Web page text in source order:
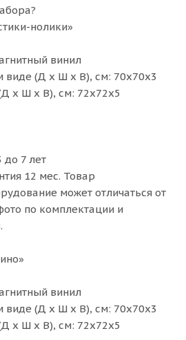
нолики»
винил
виде (Д х Ш х В), см: 70х70х3
х Ш х В), см: 72х72х5
до 7 лет
12 мес. Товар
может отличаться от
по комплектации и
винил
виде (Д х Ш х В), см: 70х70х3
х Ш х В), см: 72х72х5